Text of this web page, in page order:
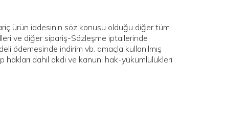
ürün iadesinin söz konusu olduğu diğer tüm
ve diğer sipariş-Sözleşme iptallerinde
ödemesinde indirim vb. amaçla kullanılmış
hakları dahil akdi ve kanuni hak-yükümlülükleri